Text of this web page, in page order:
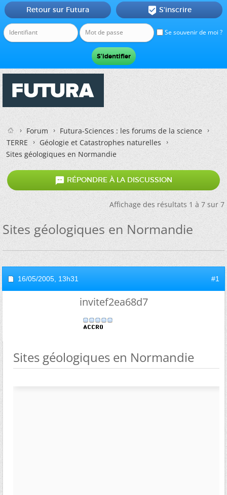
Se souvenir de moi ?
Retour sur Futura  S'inscrire
Forum
Futura-Sciences : les forums de la science
TERRE
Géologie et Catastrophes naturelles
Sites géologiques en Normandie
 RÉPONDRE À LA DISCUSSION
Affichage des résultats 1 à 7 sur 7
Sites géologiques en Normandie
16/05/2005, 13h31 #1
invitef2ea68d7
Sites géologiques en Normandie